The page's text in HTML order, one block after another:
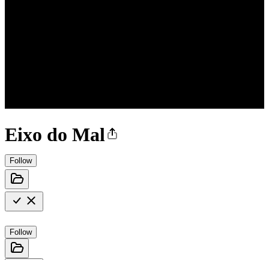
Eixo do Mal
Follow
Follow